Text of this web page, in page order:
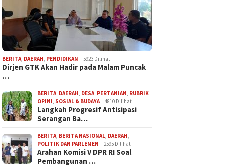
BERITA DAERAH PENDIDIKAN 5923 Dilihat
Dirjen GTK Akan Hadir pada Malam Puncak
…
BERITA DAERAH DESA PERTANIAN RUBRIK
OPINI SOSIAL & BUDAYA 4810 Dilihat
Langkah Progresif Antisipasi
Serangan Ba…
BERITA BERITA NASIONAL DAERAH
POLITIK DAN PARLEMEN
2595 Dilihat
Arahan Komisi V DPR RI Soal
Pembangunan …